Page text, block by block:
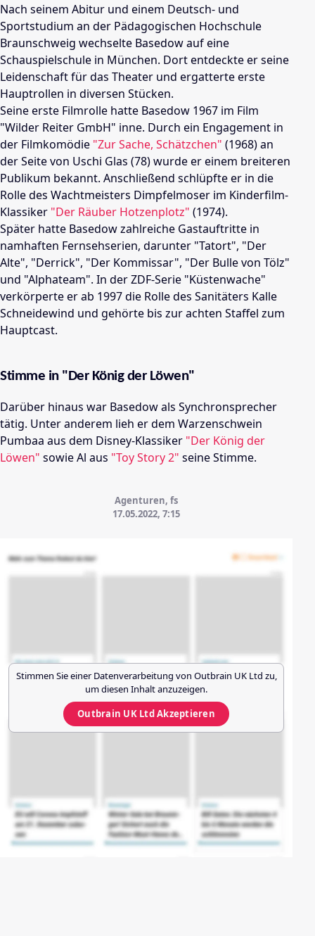
Nach seinem Abitur und einem Deutsch- und
Sportstudium an der Pädagogischen Hochschule
Braunschweig wechselte Basedow auf eine
Schauspielschule in München. Dort entdeckte er seine
Leidenschaft für das Theater und ergatterte erste
Hauptrollen in diversen Stücken.
Seine erste Filmrolle hatte Basedow 1967 im Film
"Wilder Reiter GmbH" inne. Durch ein Engagement in
der Filmkomödie "Zur Sache, Schätzchen" (1968) an
der Seite von Uschi Glas (78) wurde er einem breiteren
Publikum bekannt. Anschließend schlüpfte er in die
Rolle des Wachtmeisters Dimpfelmoser im Kinderfilm-
Klassiker "Der Räuber Hotzenplotz" (1974).
Später hatte Basedow zahlreiche Gastauftritte in
namhaften Fernsehserien, darunter "Tatort", "Der
Alte", "Derrick", "Der Kommissar", "Der Bulle von Tölz"
und "Alphateam". In der ZDF-Serie "Küstenwache"
verkörperte er ab 1997 die Rolle des Sanitäters Kalle
Schneidewind und gehörte bis zur achten Staffel zum
Hauptcast.
Stimme in "Der König der Löwen"
Darüber hinaus war Basedow als Synchronsprecher
tätig. Unter anderem lieh er dem Warzenschwein
Pumbaa aus dem Disney-Klassiker "Der König der
Löwen" sowie Al aus "Toy Story 2" seine Stimme.
Agenturen, fs
17.05.2022, 7:15
Stimmen Sie einer Datenverarbeitung von Outbrain UK Ltd zu,
um diesen Inhalt anzuzeigen.
Outbrain UK LtdAkzeptieren